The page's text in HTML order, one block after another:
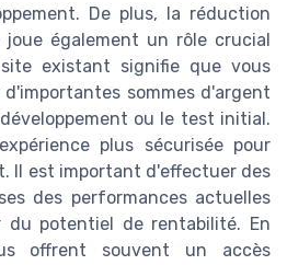
De plus, la réduction
également un rôle crucial
existant signifie que vous
d'importantes sommes d'argent
ou le test initial.
plus sécurisée pour
Il est important d'effectuer des
des performances actuelles
du potentiel de rentabilité. En
offrent souvent un accès